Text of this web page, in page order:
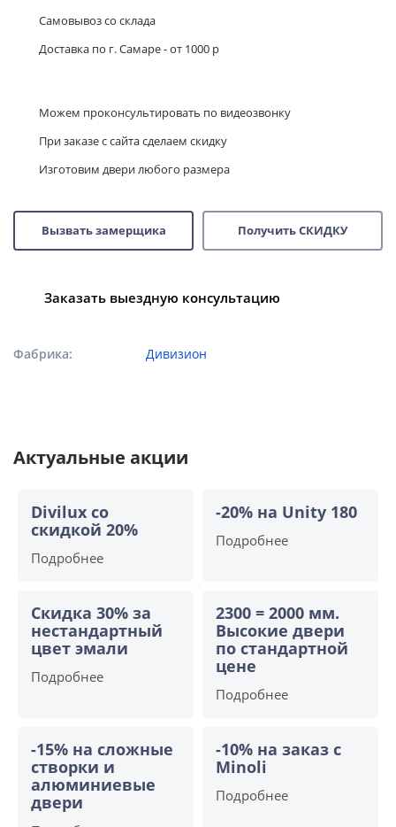
Можем проконсультировать по видеозвонку
При заказе с сайта сделаем скидку
Изготовим двери любого размера
Вызвать замерщика Получить СКИДКУ
Заказать выездную консультацию
Фабрика Дивизион
Самовывоз со склада
Доставка по г. Самаре - от 1000 р
Актуальные акции
Divilux со
скидкой 20%
Подробнее
-20% на Unity 180
Подробнее
Скидка 30% за
нестандартный
цвет эмали
Подробнее
2300 = 2000 мм.
Высокие двери
по стандартной
цене
Подробнее
-15% на сложные
створки и
алюминиевые
двери
-10% на заказ с
Minoli
Подробнее